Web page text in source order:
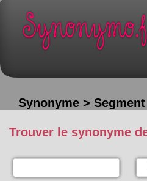
Synonyme > Segment
Trouver le synonyme